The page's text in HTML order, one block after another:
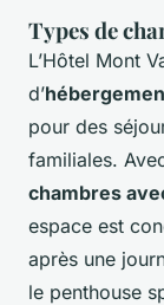
Types de
L’Hôtel Mont
d’
pour des
familiales.
chambres
espace est
après une
le penthouse